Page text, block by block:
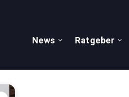
News Ratgeber